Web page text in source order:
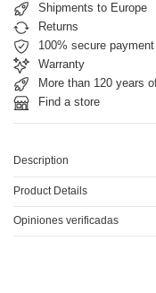
Shipments to Europe
Returns
100% secure payment
Warranty
More than 120 years
Find a store
Description
Product Details
Opiniones verificadas